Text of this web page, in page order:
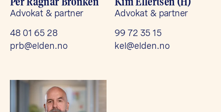
Advokat & partner
48 01 65 28
prb@elden.no
Advokat & partner
99 72 35 15
kel@elden.no